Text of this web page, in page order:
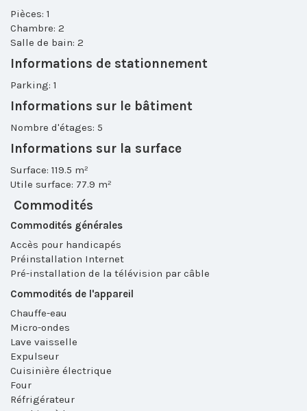
Pièces: 1
Chambre: 2
Salle de bain: 2
Informations de stationnement
Parking: 1
Informations sur le bâtiment
Nombre d'étages: 5
Informations sur la surface
Surface: 119.5 m²
Utile surface: 77.9 m²
Commodités
Commodités générales
Accès pour handicapés
Préinstallation Internet
Pré-installation de la télévision par câble
Commodités de l'appareil
Chauffe-eau
Micro-ondes
Lave vaisselle
Expulseur
Cuisinière électrique
Four
Réfrigérateur